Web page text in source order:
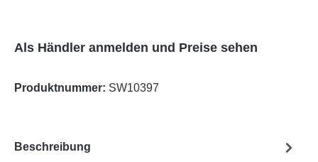
Als Händler anmelden und Preise sehen
Produktnummer: SW10397
Beschreibung